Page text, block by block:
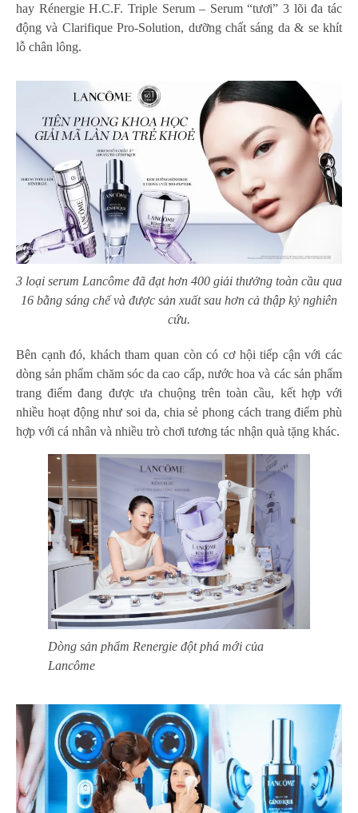
hay Rénergie H.C.F. Triple Serum – Serum “tươi” 3 lõi đa tác
động và Clarifique Pro-Solution, dưỡng chất sáng da & se khít
lỗ chân lông.
3 loại serum Lancôme đã đạt hơn 400 giải thưởng toàn cầu qua
16 bằng sáng chế và được sản xuất sau hơn cả thập kỷ nghiên
cứu.
Bên cạnh đó, khách tham quan còn có cơ hội tiếp cận với các
dòng sản phẩm chăm sóc da cao cấp, nước hoa và các sản phẩm
trang điểm đang được ưa chuộng trên toàn cầu, kết hợp với
nhiều hoạt động như soi da, chia sẻ phong cách trang điểm phù
hợp với cá nhân và nhiều trò chơi tương tác nhận quà tặng khác.
Dòng sản phẩm Renergie đột phá mới của
Lancôme